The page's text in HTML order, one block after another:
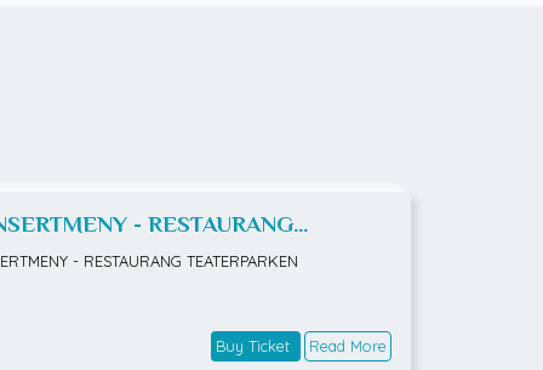
- RESTAURANG
- RESTAURANG TEATERPARKEN
Buy Ticket Read More